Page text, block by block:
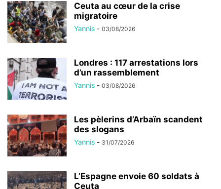
Ceuta au cœur de la crise
migratoire
Yannis - 03/08/2026
Londres : 117 arrestations lors
d’un rassemblement
Yannis - 03/08/2026
Les pèlerins d’Arbaïn scandent
des slogans
Yannis - 31/07/2026
L’Espagne envoie 60 soldats à
Ceuta